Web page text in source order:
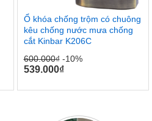
Ổ khóa chống trộm có chuông
kêu chống nước mưa chống
cắt Kinbar K206C
600.000₫-10%
539.000₫